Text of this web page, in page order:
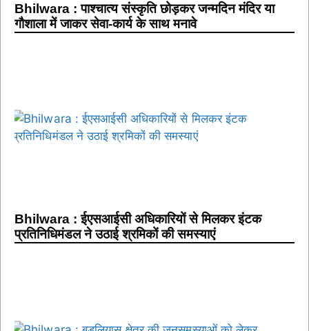
Bhilwara : पाश्चात्य संस्कृति छोड़कर जन्मदिन मंदिर या
गौशाला में जाकर सेवा-कार्य के साथ मनावे
Bhilwara : ईएसआईसी अधिकारियों से मिलकर इंटक
प्रतिनिधिमंडल ने उठाई श्रमिकों की समस्याएं